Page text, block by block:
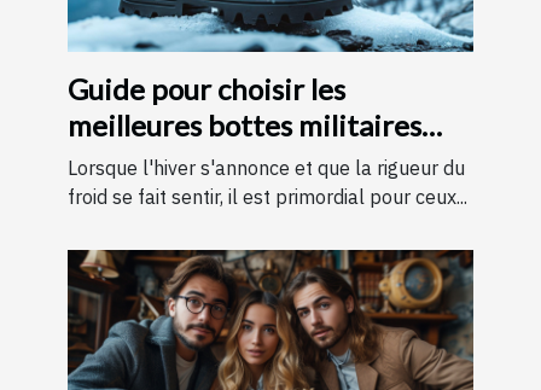
Guide pour choisir les
meilleures bottes militaires
pour l'hiver
Lorsque l'hiver s'annonce et que la rigueur du
froid se fait sentir, il est primordial pour ceux...